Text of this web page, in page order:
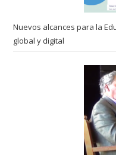
Nuevos alcances para la
global y digital